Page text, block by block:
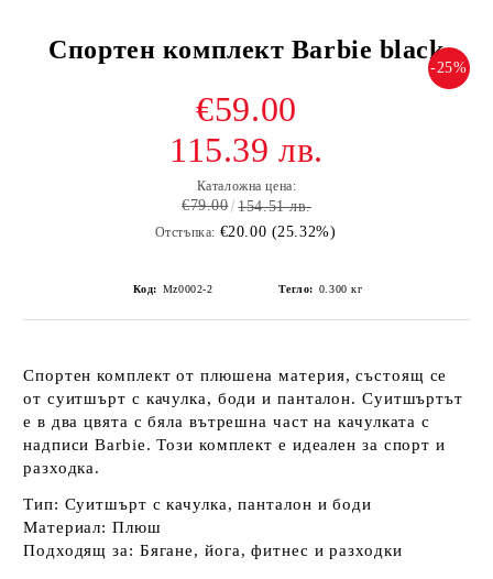
Спортен комплект Barbie black
-25%
€59.00
115.39 лв.
Каталожна цена:
€79.00 154.51 лв.
Отстъпка: €20.00 (25.32%)
Код: Mz0002-2 Тегло: 0.300 кг
Спортен комплект от плюшена материя, състоящ се
от суитшърт с качулка, боди и панталон. Суитшъртът
е в два цвята с бяла вътрешна част на качулката с
надписи Barbie. Този комплект е идеален за спорт и
разходка.
Тип: Суитшърт с качулка, панталон и боди
Материал:Плюш
Подходящ за: Бягане, йога, фитнес и разходки